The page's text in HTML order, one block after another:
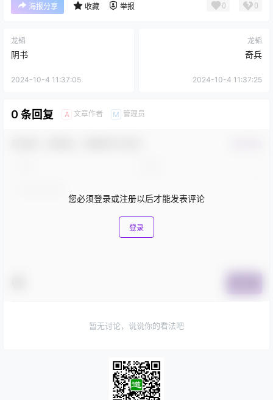
海报分享 收藏 举报 0 0
龙韬
阴书
2024-10-4 11:37:05
龙韬
奇兵
2024-10-4 11:37:25
0 条回复 A 文章作者 M 管理员
您必须登录或注册以后才能发表评论
登录
暂无讨论，说说你的看法吧